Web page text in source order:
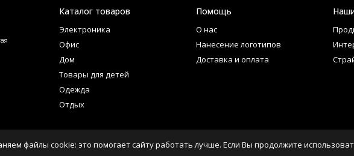
Каталог товаров
Электроника
Офис
Дом
Товары для детей
Одежда
Отдых
Помощь
О нас
Нанесение логотипов
Доставка и оплата
файлы cookie: это помогает сайту работать лучше. Если Вы продолжите